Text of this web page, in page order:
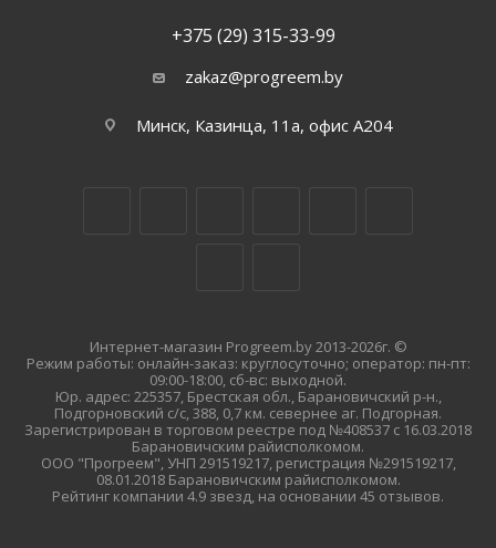
+375 (29) 315-33-99
zakaz@progreem.by
Минск, Казинца, 11а, офис А204
Интернет-магазин Progreem.by 2013-2026г. ©
Режим работы: онлайн-заказ: круглосуточно; оператор: пн-пт:
09:00-18:00, сб-вс: выходной.
Юр. адрес: 225357, Брестская обл., Барановичский р-н.,
Подгорновский с/с, 388, 0,7 км. севернее аг. Подгорная.
Зарегистрирован в торговом реестре под №408537 с 16.03.2018
Барановичским райисполкомом.
ООО "Прогреем", УНП 291519217, регистрация №291519217,
08.01.2018 Барановичским райисполкомом.
Рейтинг компании 4.9 звезд, на основании 45 отзывов.